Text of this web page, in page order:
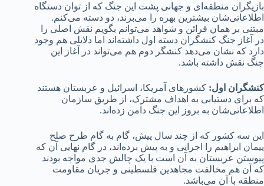
بازیگران منطقه‌ای و جهانی پشت این جنگ که از توان دستگاه
اطلاعاتی‌شان بیشترین بهره را می‌برند، دو دسته می‌کنم.
مبتنی بر همان قرائن و شواهد می‌توانم بگویم نقش اصلی را
در آغاز جنگ کنشگران دسته اول داشته‌اند اما دلایلی هم وجود
دارد که نشان می‌دهد کنشگر دوم هم می‌تواند در آغاز این
جنگ نقش داشته باشد.
کنشگران اول: کشورهای آمریکا، اسرائیل و عربستان هستند
که برای دستیابی به اهداف مشترک، از طریق سازمان
اطلاعاتی‌شان به بروز این جنگ دامن زده‌اند.
این سه کشور که از چند سال پیش، گام به گام طرح صلح
پیمان ابراهیم را اجرایی و به پیش برده‌اند، در گام نهایی آن که
پیوستن عربستان به آن است با یک چالش جدی مواجه بودند
که آن هم مخالفت مجاهدین فلسطینی و جریان مقاومت
منطقه با آن می‌باشد.